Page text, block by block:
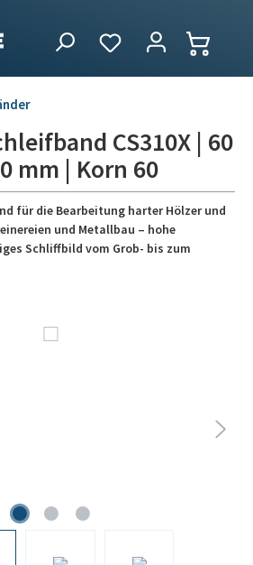
CS310X | 60
mm | Korn 60
für die Bearbeitung harter Hölzer und
und Metallbau – hohe
Schliffbild vom Grob- bis zum